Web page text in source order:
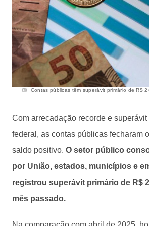
Contas públicas têm superávit primário de R$
Com arrecadação recorde e
federal, as contas públicas fecharam
saldo positivo. O setor público
por União, estados, municípios e
registrou superávit primário de R$
mês passado.